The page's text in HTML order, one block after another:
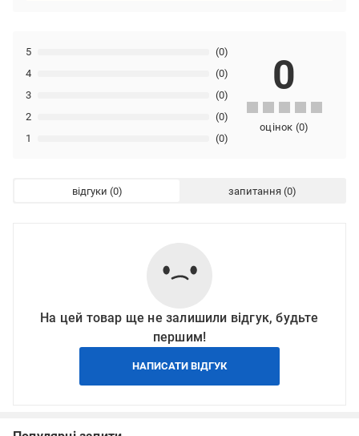
1 (0)
2 (0)
3 (0)
4 (0)
5 (0)
0
оцінок (0)
відгуки запитання
На цей товар ще не залишили відгук, будьте
першим!
НАПИСАТИ ВІДГУК